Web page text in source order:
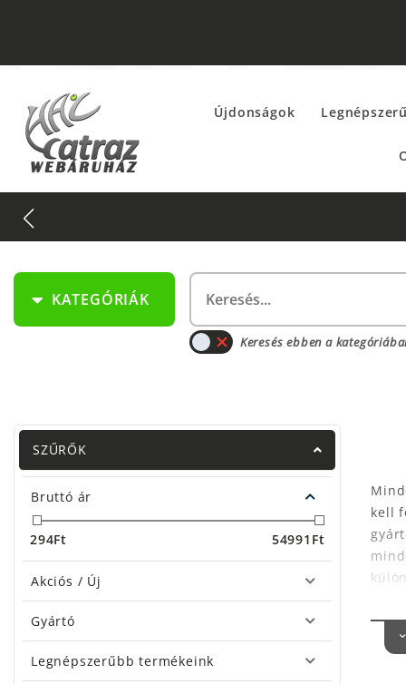
Újdonságok
KATEGÓRIÁK
Keresés ebben a
SZŰRŐK
Bruttó ár
294Ft Ft
54991
Akciós / Új
Gyártó
Legnépszerűbb termékeink
kell